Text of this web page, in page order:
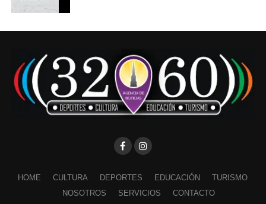
HOME CULTURA DEPORTES EDUCACIÓN
TURISMO
NOSOTROS
SERVICIOS CONTACTO